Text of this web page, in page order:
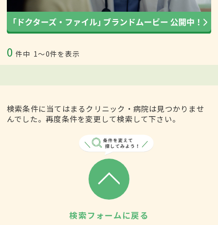
0 件中 1〜0件を表示
検索条件に当てはまるクリニック・病院は見つかりませ
んでした。再度条件を変更して検索して下さい。
検索フォームに戻る